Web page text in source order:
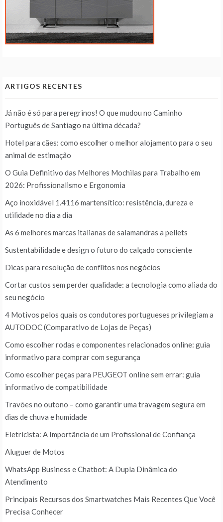
ARTIGOS RECENTES
Já não é só para peregrinos! O que mudou no Caminho
Português de Santiago na última década?
Hotel para cães: como escolher o melhor alojamento para o seu
animal de estimação
O Guia Definitivo das Melhores Mochilas para Trabalho em
2026: Profissionalismo e Ergonomia
Aço inoxidável 1.4116 martensítico: resistência, dureza e
utilidade no dia a dia
As 6 melhores marcas italianas de salamandras a pellets
Sustentabilidade e design o futuro do calçado consciente
Dicas para resolução de conflitos nos negócios
Cortar custos sem perder qualidade: a tecnologia como aliada do
seu negócio
4 Motivos pelos quais os condutores portugueses privilegiam a
AUTODOC (Comparativo de Lojas de Peças)
Como escolher rodas e componentes relacionados online: guia
informativo para comprar com segurança
Como escolher peças para PEUGEOT online sem errar: guia
informativo de compatibilidade
Travões no outono – como garantir uma travagem segura em
dias de chuva e humidade
Eletricista: A Importância de um Profissional de Confiança
Aluguer de Motos
WhatsApp Business e Chatbot: A Dupla Dinâmica do
Atendimento
Principais Recursos dos Smartwatches Mais Recentes Que Você
Precisa Conhecer